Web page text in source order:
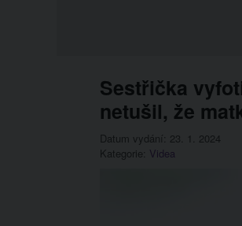
Sestřička
netušil, že
Datum vydání: 23. 1. 2024
Kategorie: Videa